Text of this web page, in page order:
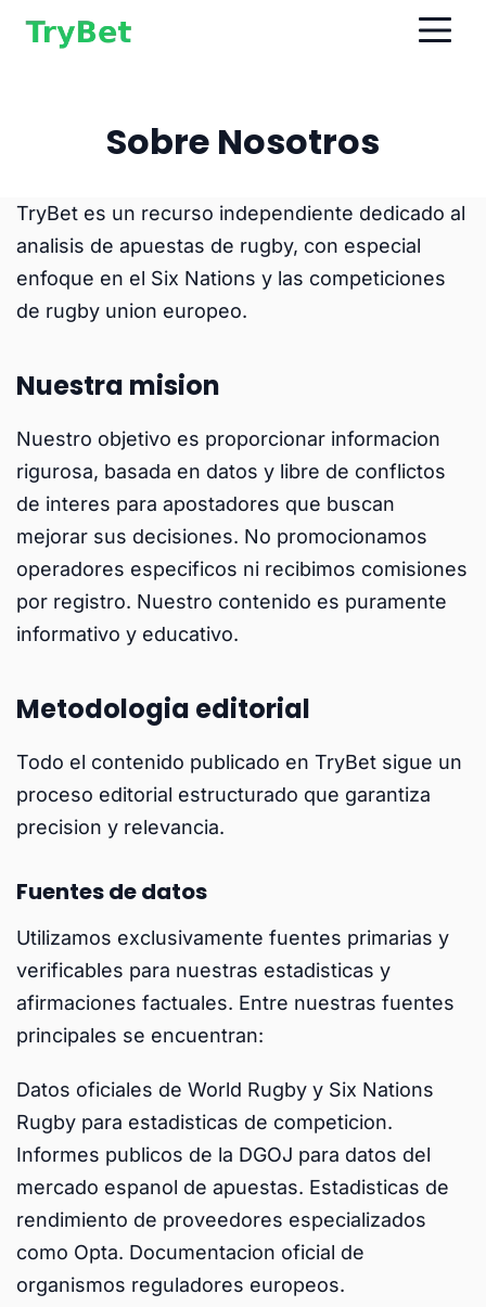
Sobre Nosotros
TryBet es un recurso independiente dedicado al
analisis de apuestas de rugby, con especial
enfoque en el Six Nations y las competiciones
de rugby union europeo.
Nuestra mision
Nuestro objetivo es proporcionar informacion
rigurosa, basada en datos y libre de conflictos
de interes para apostadores que buscan
mejorar sus decisiones. No promocionamos
operadores especificos ni recibimos comisiones
por registro. Nuestro contenido es puramente
informativo y educativo.
Metodologia editorial
Todo el contenido publicado en TryBet sigue un
proceso editorial estructurado que garantiza
precision y relevancia.
Fuentes de datos
Utilizamos exclusivamente fuentes primarias y
verificables para nuestras estadisticas y
afirmaciones factuales. Entre nuestras fuentes
principales se encuentran:
Datos oficiales de World Rugby y Six Nations
Rugby para estadisticas de competicion.
Informes publicos de la DGOJ para datos del
mercado espanol de apuestas. Estadisticas de
rendimiento de proveedores especializados
como Opta. Documentacion oficial de
organismos reguladores europeos.